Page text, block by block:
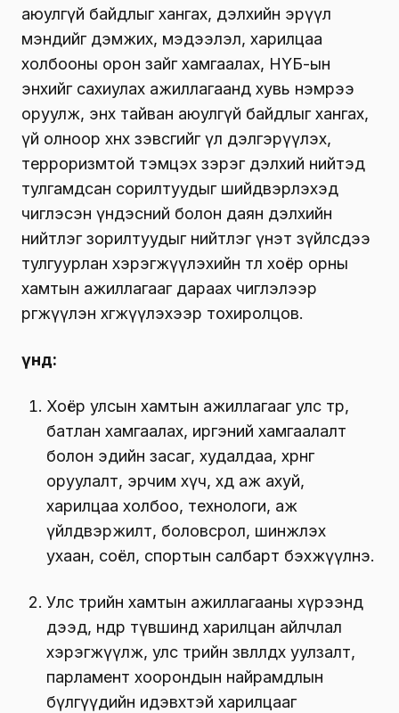
аюулгүй байдлыг хангах, дэлхийн эрүүл
мэндийг дэмжих, мэдээлэл, харилцаа
холбооны орон зайг хамгаалах, НҮБ-ын
энхийг сахиулах ажиллагаанд хувь нэмрээ
оруулж, энх тайван аюулгүй байдлыг хангах,
үй олноор хөнөөх зэвсгийг үл дэлгэрүүлэх,
терроризмтой тэмцэх зэрэг дэлхий нийтэд
тулгамдсан сорилтуудыг шийдвэрлэхэд
чиглэсэн үндэсний болон даян дэлхийн
нийтлэг зорилтуудыг нийтлэг үнэт зүйлсдээ
тулгуурлан хэрэгжүүлэхийн төлөө хоёр орны
хамтын ажиллагааг дараах чиглэлээр
өргөжүүлэн хөгжүүлэхээр тохиролцов.
Үүнд:
Хоёр улсын хамтын ажиллагааг улс төр,
батлан хамгаалах, иргэний хамгаалалт
болон эдийн засаг, худалдаа, хөрөнгө
оруулалт, эрчим хүч, хөдөө аж ахуй,
харилцаа холбоо, технологи, аж
үйлдвэржилт, боловсрол, шинжлэх
ухаан, соёл, спортын салбарт бэхжүүлнэ.
Улс төрийн хамтын ажиллагааны хүрээнд
дээд, өндөр түвшинд харилцан айлчлал
хэрэгжүүлж, улс төрийн зөвлөлдөх уулзалт,
парламент хоорондын найрамдлын
бүлгүүдийн идэвхтэй харилцааг